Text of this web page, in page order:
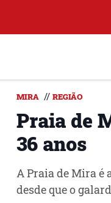
MIRA // REGIÃO
Praia de
36 anos
A Praia de Mira é
desde que o